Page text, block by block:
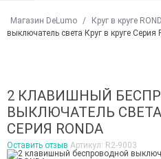
Магазин DeLumo / Круг в круге
выключатель света Круг в круге Серия
2 КЛАВИШНЫЙ
ВЫКЛЮЧАТЕЛЬ
СЕРИЯ RONDA
Оставить отзыв Артикул: R2-9003